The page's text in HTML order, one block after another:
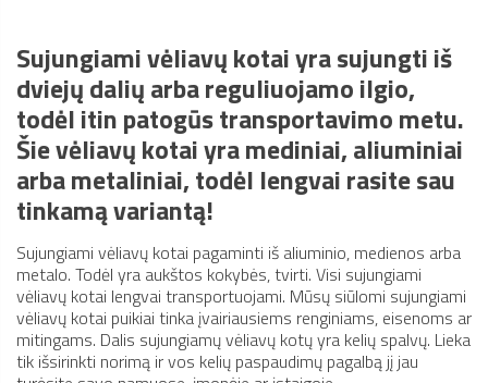
Sujungiami vėliavų kotai yra sujungti iš
dviejų dalių arba reguliuojamo ilgio,
todėl itin patogūs transportavimo metu.
Šie vėliavų kotai yra mediniai, aliuminiai
arba metaliniai, todėl lengvai rasite sau
tinkamą variantą!
Sujungiami vėliavų kotai pagaminti iš aliuminio, medienos arba
metalo. Todėl yra aukštos kokybės, tvirti. Visi sujungiami
vėliavų kotai lengvai transportuojami. Mūsų siūlomi sujungiami
vėliavų kotai puikiai tinka įvairiausiems renginiams, eisenoms ar
mitingams. Dalis sujungiamų vėliavų kotų yra kelių spalvų. Lieka
tik išsirinkti norimą ir vos kelių paspaudimų pagalbą jį jau